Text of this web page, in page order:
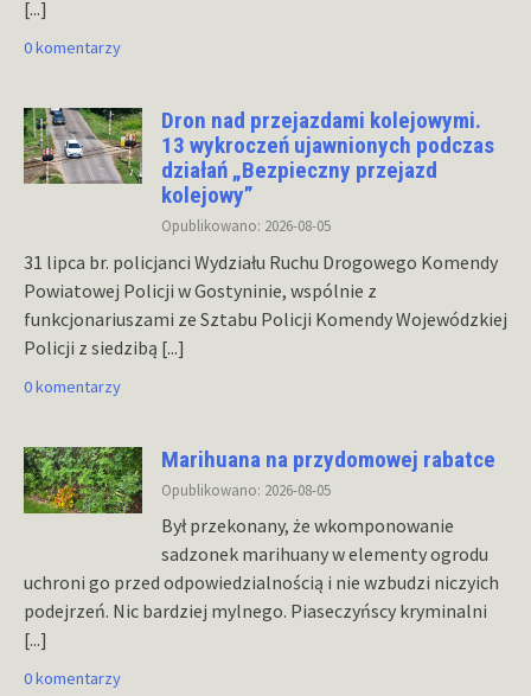
[...]
0 komentarzy
Dron nad przejazdami kolejowymi.
13 wykroczeń ujawnionych podczas
działań „Bezpieczny przejazd
kolejowy”
Opublikowano: 2026-08-05
31 lipca br. policjanci Wydziału Ruchu Drogowego Komendy
Powiatowej Policji w Gostyninie, wspólnie z
funkcjonariuszami ze Sztabu Policji Komendy Wojewódzkiej
Policji z siedzibą [...]
0 komentarzy
Marihuana na przydomowej rabatce
Opublikowano: 2026-08-05
Był przekonany, że wkomponowanie
sadzonek marihuany w elementy ogrodu
uchroni go przed odpowiedzialnością i nie wzbudzi niczyich
podejrzeń. Nic bardziej mylnego. Piaseczyńscy kryminalni
[...]
0 komentarzy